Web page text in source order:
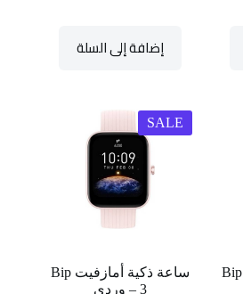
إضافة إلى السلة
ساعة ذكية أمازفيت Bip
SALE
ساعة ذكية أمازفيت Bip
3 – وردي